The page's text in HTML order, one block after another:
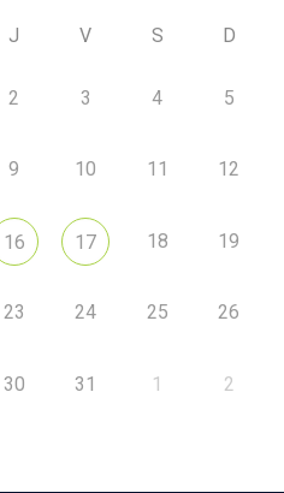
J V S D
2 3 4 5
9 10 11 12
16 17 18 19
23 24 25 26
30 31 1 2